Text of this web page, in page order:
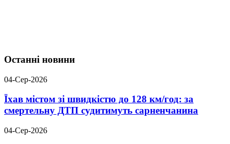
Останні новини
04-Сер-2026
Їхав містом зі швидкістю до 128 км/год: за
смертельну ДТП судитимуть сарненчанина
04-Сер-2026